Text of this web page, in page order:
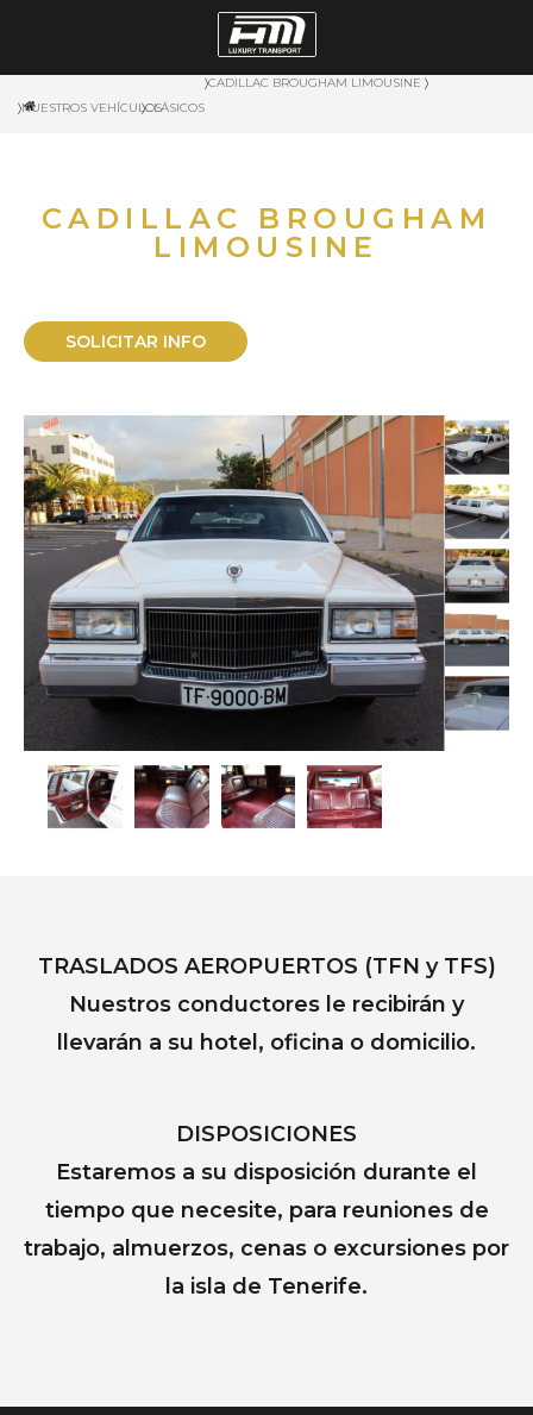
〉NUESTROS VEHÍCULOS
〉CLÁSICOS
〉CADILLAC BROUGHAM LIMOUSINE 〉
CADILLAC BROUGHAM
LIMOUSINE
SOLICITAR INFO
TRASLADOS AEROPUERTOS (TFN y TFS)
Nuestros conductores le recibirán y
llevarán a su hotel, oficina o domicilio.
DISPOSICIONES
Estaremos a su disposición durante el
tiempo que necesite, para reuniones de
trabajo, almuerzos, cenas o excursiones por
la isla de Tenerife.